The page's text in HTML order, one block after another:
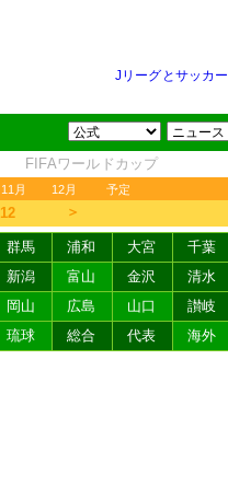
Jリーグとサッカ
FIFAワールドカップ
11月 12月 予定
12 ＞
群馬 浦和 大宮 千葉
新潟 富山 金沢 清水
岡山 広島 山口 讃岐
琉球 総合 代表 海外